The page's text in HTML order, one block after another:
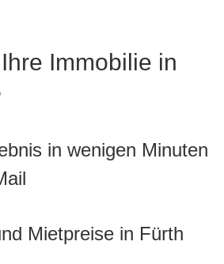
Immobilie in
in wenigen Minuten
Mietpreise in Fürth